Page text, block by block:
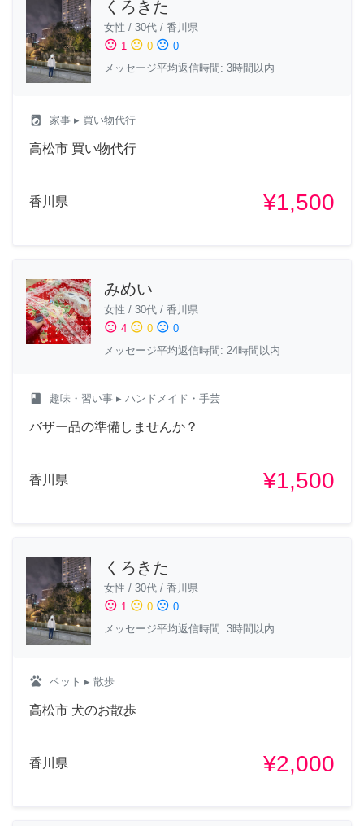
くろきた
女性 / 30代 / 香川県
sentiment_satisfied 1 sentiment_neutral 0 sentiment_dissatisfied 0
メッセージ平均返信時間: 3時間以内
local_laundry_service 家事 ▸ 買い物代行
高松市 買い物代行
香川県 ¥1,500
みめい
女性 / 30代 / 香川県
sentiment_satisfied 4 sentiment_neutral 0 sentiment_dissatisfied 0
メッセージ平均返信時間: 24時間以内
class 趣味・習い事 ▸ ハンドメイド・手芸
バザー品の準備しませんか？
香川県 ¥1,500
くろきた
女性 / 30代 / 香川県
sentiment_satisfied 1 sentiment_neutral 0 sentiment_dissatisfied 0
メッセージ平均返信時間: 3時間以内
pets ペット ▸ 散歩
高松市 犬のお散歩
香川県 ¥2,000